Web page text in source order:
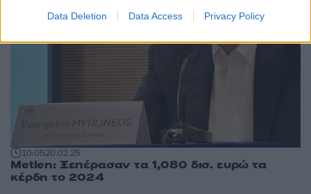
Data Deletion Data Access Privacy Policy
10:0520.02.25
Metlen: Ξεπέρασαν τα 1,080 δισ. ευρώ τα
κέρδη το 2024